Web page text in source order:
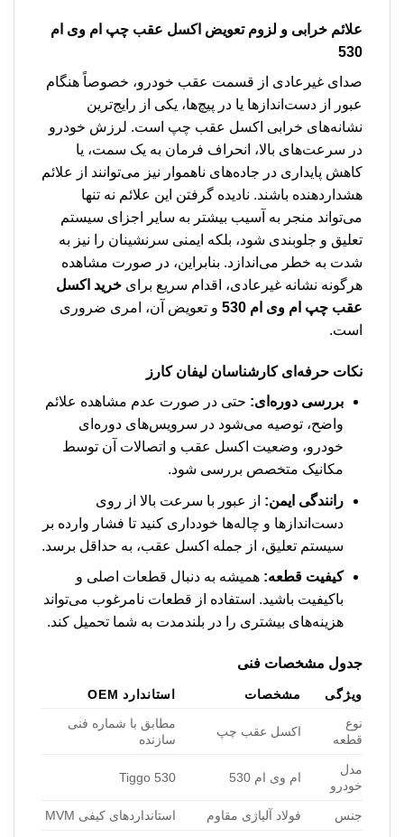
علائم خرابی و لزوم تعویض اکسل عقب چپ ام وی ام
530
صدای غیرعادی از قسمت عقب خودرو، خصوصاً هنگام
عبور از دست‌اندازها یا در پیچ‌ها، یکی از رایج‌ترین
نشانه‌های خرابی اکسل عقب چپ است. لرزش خودرو
در سرعت‌های بالا، انحراف فرمان به یک سمت، یا
کاهش پایداری در جاده‌های ناهموار نیز می‌توانند از علائم
هشداردهنده باشند. نادیده گرفتن این علائم نه تنها
می‌تواند منجر به آسیب بیشتر به سایر اجزای سیستم
تعلیق و جلوبندی شود، بلکه ایمنی سرنشینان را نیز به
شدت به خطر می‌اندازد. بنابراین، در صورت مشاهده
هرگونه نشانه غیرعادی، اقدام سریع برای خرید اکسل
عقب چپ ام وی ام 530
و تعویض آن، امری ضروری
است.
نکات حرفه‌ای کارشناسان لیفان کارز
بررسی دوره‌ای: حتی در صورت عدم مشاهده علائم
واضح، توصیه می‌شود در سرویس‌های دوره‌ای
خودرو، وضعیت اکسل عقب و اتصالات آن توسط
مکانیک متخصص بررسی شود.
رانندگی ایمن: از عبور با سرعت بالا از روی
دست‌اندازها و چاله‌ها خودداری کنید تا فشار وارده بر
سیستم تعلیق، از جمله اکسل عقب، به حداقل برسد.
کیفیت قطعه: همیشه به دنبال قطعات اصلی و
باکیفیت باشید. استفاده از قطعات نامرغوب می‌تواند
هزینه‌های بیشتری را در بلندمدت به شما تحمیل کند.
جدول مشخصات فنی
ویژگی مشخصات
استاندارد OEM
نوع
قطعه
اکسل عقب چپ
مطابق با شماره فنی
سازنده
مدل
خودرو
ام وی ام 530 Tiggo 530
جنس فولاد آلیاژی مقاوم استانداردهای کیفی MVM